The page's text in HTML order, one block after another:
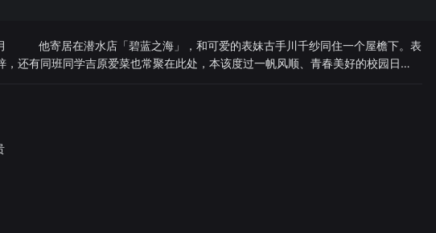
暂无观
他寄居在潜水店「碧蓝之海」，和可爱的表妹古手川千纱同住一个屋檐下。表
还有同班同学吉原爱菜也常聚在此处，本该度过一帆风顺、青春美好的校园日
挂、把酒言欢胡闹作乐。长相帅气却是重度宅的今村耕平，和伊织两个人早就彻底